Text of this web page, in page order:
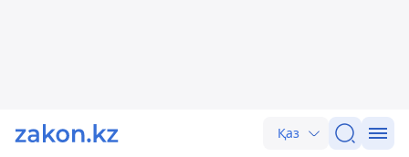
Қаз